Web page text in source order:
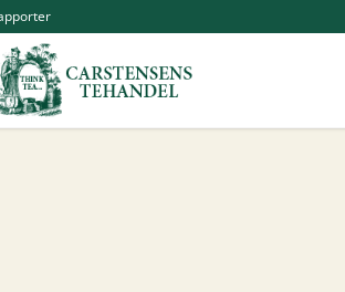
category
for Øvrige produkter category